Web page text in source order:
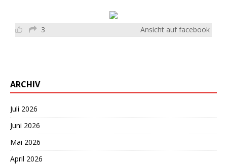
3 Ansicht auf facebook
ARCHIV
Juli 2026
Juni 2026
Mai 2026
April 2026